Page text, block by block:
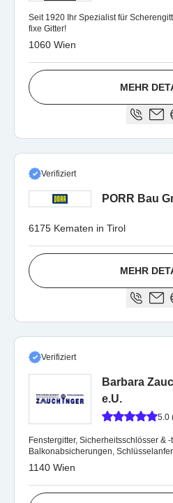
Seit 1920 Ihr Spezialist für
fixe Gitter!
1060 Wien
MEHR
Verifiziert
PORR Bau
6175 Kematen in Tirol
MEHR
Verifiziert
Barbara
e.U.
5.0
Fenstergitter, Sicherheitsschlösser &
Balkonabsicherungen,
Reparaturen aller Art
1140 Wien